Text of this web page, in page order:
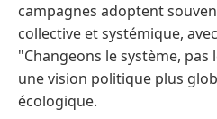
campagnes adoptent
collective et systémique,
"Changeons le système,
une vision politique plus
écologique.